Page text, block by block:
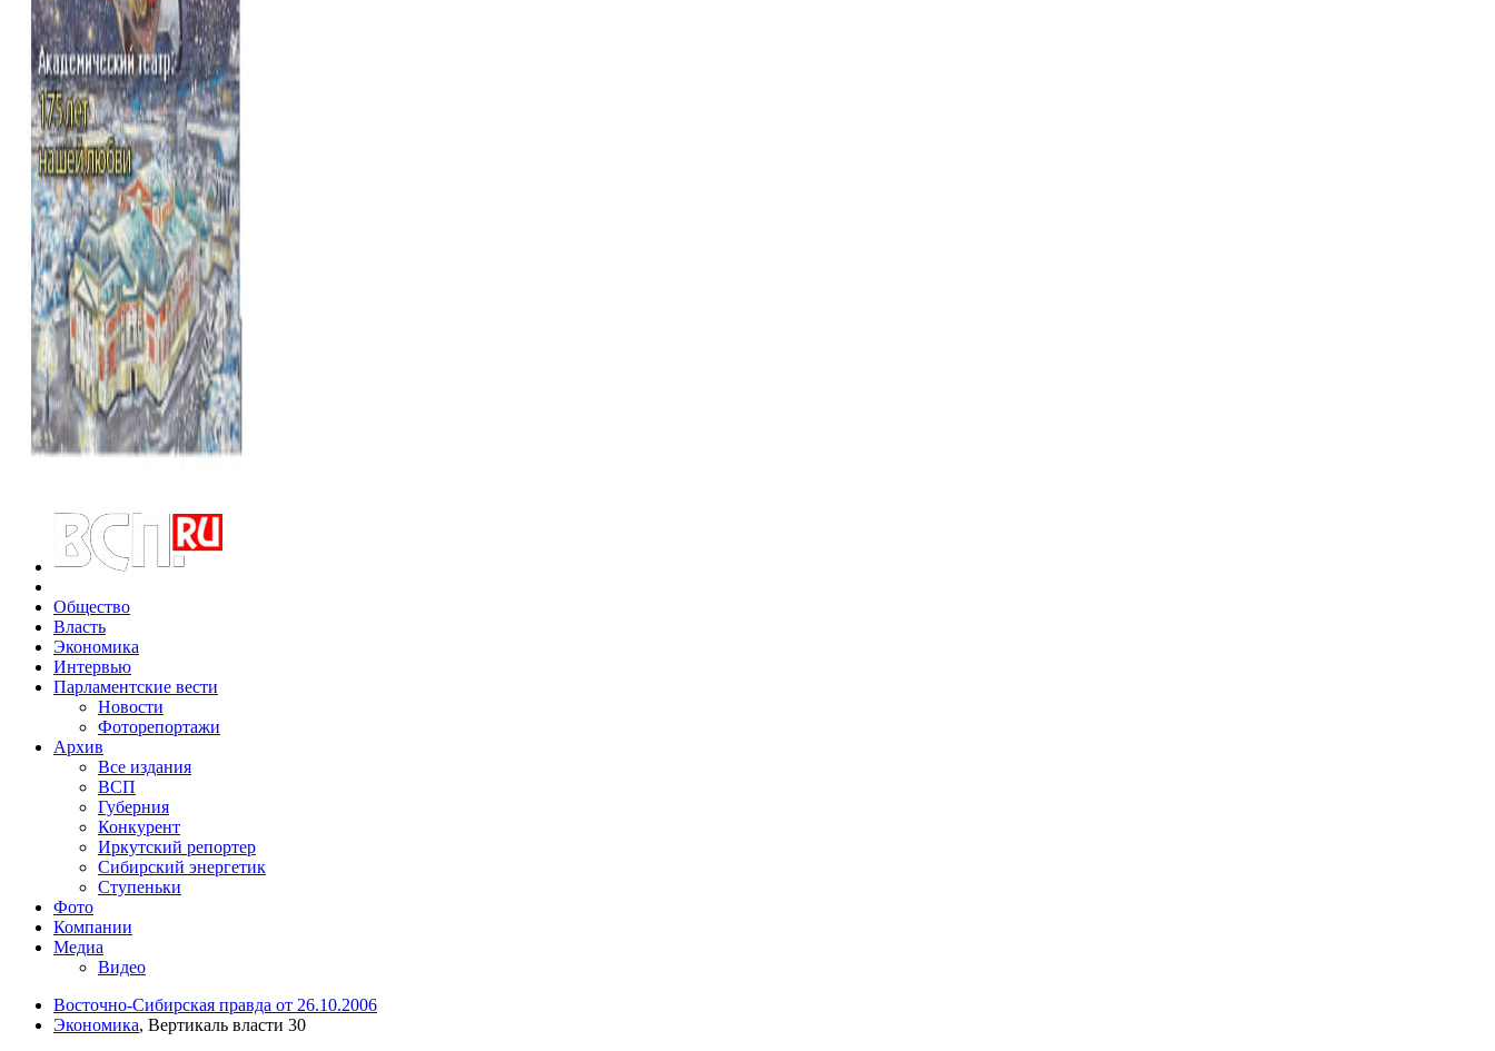
Общество
Власть
Экономика
Интервью
Парламентские вести
Новости
Фоторепортажи
Архив
Все издания
ВСП
Губерния
Конкурент
Иркутский репортер
Сибирский энергетик
Ступеньки
Фото
Компании
Медиа
Видео
Восточно-Сибирская правда от 26.10.2006
Экономика, Вертикаль власти 30